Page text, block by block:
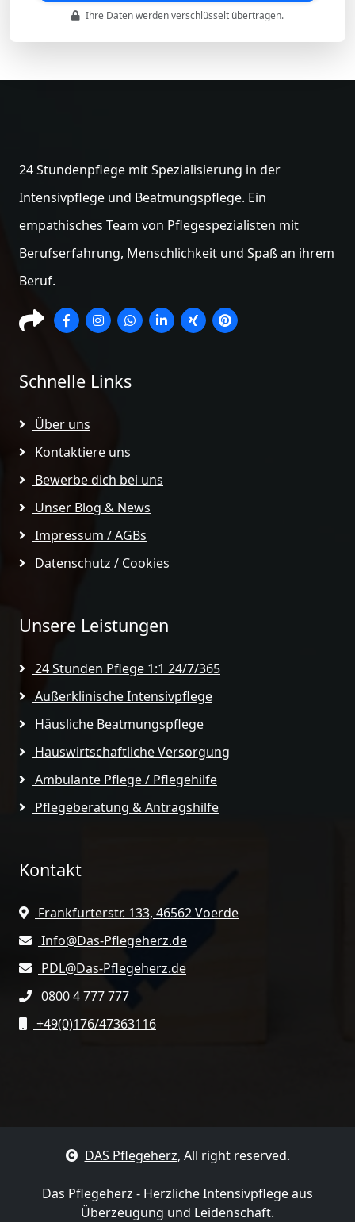
Ihre Daten werden verschlüsselt übertragen.
24 Stundenpflege mit Spezialisierung in der
Intensivpflege und Beatmungspflege. Ein
empathisches Team von Pflegespezialisten mit
Berufserfahrung, Menschlichkeit und Spaß an ihrem
Beruf.
Schnelle Links
Über uns
Kontaktiere uns
Bewerbe dich bei uns
Unser Blog & News
Impressum / AGBs
Datenschutz / Cookies
Unsere Leistungen
24 Stunden Pflege 1:1 24/7/365
Außerklinische Intensivpflege
Häusliche Beatmungspflege
Hauswirtschaftliche Versorgung
Ambulante Pflege / Pflegehilfe
Pflegeberatung & Antragshilfe
Kontakt
Frankfurterstr. 133, 46562 Voerde
Info@Das-Pflegeherz.de
PDL@Das-Pflegeherz.de
0800 4 777 777
+49(0)176/47363116
DAS Pflegeherz, All right reserved.
Das Pflegeherz - Herzliche Intensivpflege aus
Überzeugung und Leidenschaft.